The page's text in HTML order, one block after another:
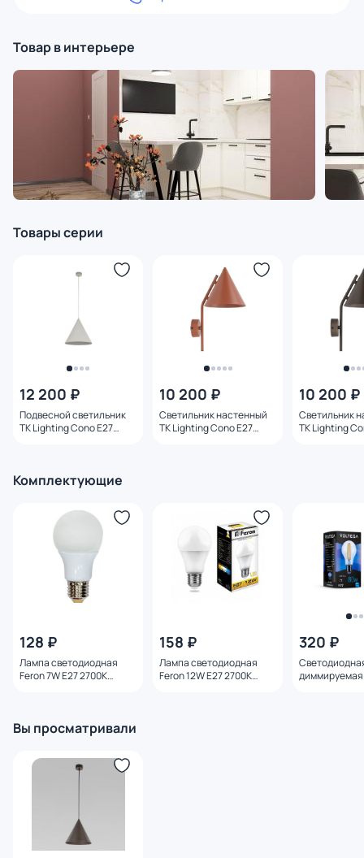
Товар в интерьере
Товары серии
12 200 ₽
Подвесной светильник
TK Lighting Cono E27
10 200 ₽
Светильник настенный
TK Lighting Cono E27
10 200 ₽
Светильник
TK Lighting
Комплектующие
128 ₽
Лампа светодиодная
Feron 7W E27 2700K
158 ₽
Лампа светодиодная
Feron 12W E27 2700K
320 ₽
Вы просматривали